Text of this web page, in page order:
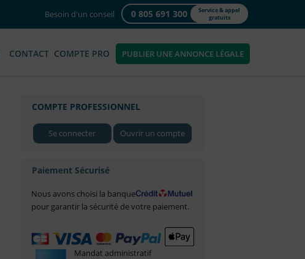
Besoin d'un conseil 0 805 691 300
Service & appel
gratuits
CONTACT COMPTE PRO PUBLIER UNE ANNONCE LÉGALE
COMPTE PROFESSIONNEL
Se connecter Ouvrir un compte
Paiement Sécurisé
Nous avons choisi la banque
pour garantir la sécurité de votre paiement.
Mandat administratif